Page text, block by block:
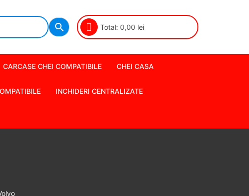
Total: 0,00 lei
CARCASE CHEI COMPATIBILE CHEI CASA
INCHIDERI CENTRALIZATE